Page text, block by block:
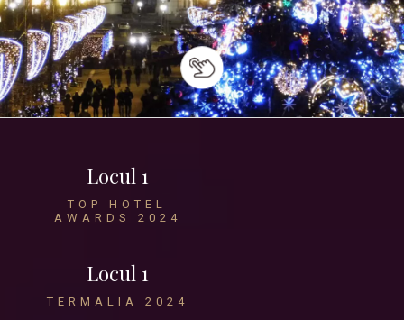
Locul 1
TOP HOTEL
AWARDS 2024
Locul 1
TERMALIA 2024